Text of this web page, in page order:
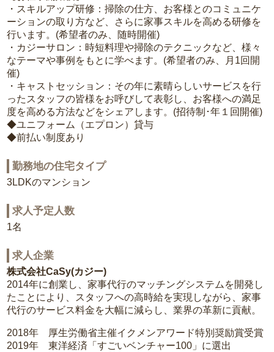
・スキルアップ研修：掃除の仕方、お客様とのコミュニケ
ーションの取り方など、さらに家事スキルを高める研修を
行います。(希望者のみ、随時開催)
・カジーサロン：時短料理や掃除のテクニックなど、様々
なテーマや事例をもとに学べます。(希望者のみ、月1回開
催)
・キャストセッション：その年に素晴らしいサービスを行
ったスタッフの皆様をお呼びして表彰し、お客様への満足
度を高める方法などをシェアします。(招待制･年１回開催)
◆ユニフォーム（エプロン）貸与
◆前払い制度あり
勤務地の住宅タイプ
3LDKのマンション
求人予定人数
1名
求人企業
株式会社CaSy(カジー)
2014年に創業し、家事代行のマッチングシステムを開発し
たことにより、スタッフへの高時給を実現しながら、家事
代行のサービス料金を大幅に減らし、業界の革新に貢献。
2018年 厚生労働省主催イクメンアワード特別奨励賞受賞
2019年 東洋経済「すごいベンチャー100」に選出